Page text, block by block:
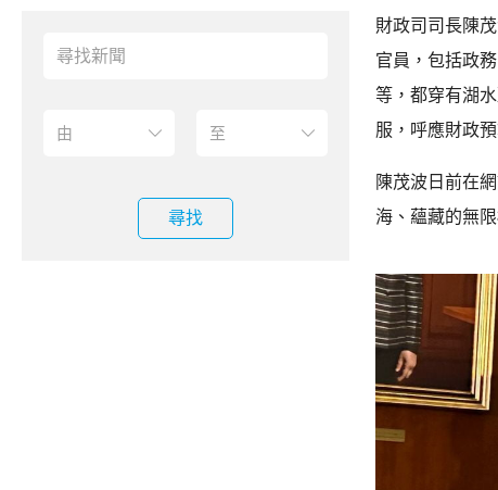
尋找
財政司司長陳
官員，包括政
等，都穿有湖
服，呼應財政
陳茂波日前在
海、蘊藏的無